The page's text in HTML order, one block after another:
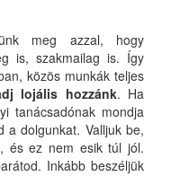
meg azzal, hogy
is, szakmailag is. Így
közös munkák teljes
lojális hozzánk. Ha
tanácsadónak mondja
a dolgunkat. Valljuk be,
és ez nem esik túl jól.
Inkább beszéljük